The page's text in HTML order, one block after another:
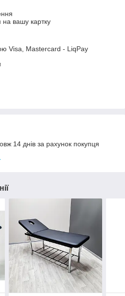
на вашу картку
Visa, Mastercard - LiqPay
14 днів за рахунок покупця